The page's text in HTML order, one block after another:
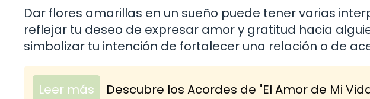
Dar flores amarillas en un sueño puede tener varias
reflejar tu deseo de expresar amor y gratitud hacia
simbolizar tu intención de fortalecer una relación o de
Leer más Descubre los Acordes de "El Amor de Mi